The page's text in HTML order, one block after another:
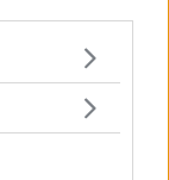
more Google
may click to
below Google